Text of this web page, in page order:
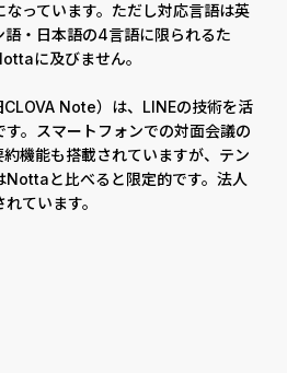
っています。ただし対応言語は英
語・日本語の4言語に限られるた
に及びません。
Note）は、LINEの技術を活
。スマートフォンでの対面会議の
機能も搭載されていますが、テン
Nottaと比べると限定的です。法人
ています。